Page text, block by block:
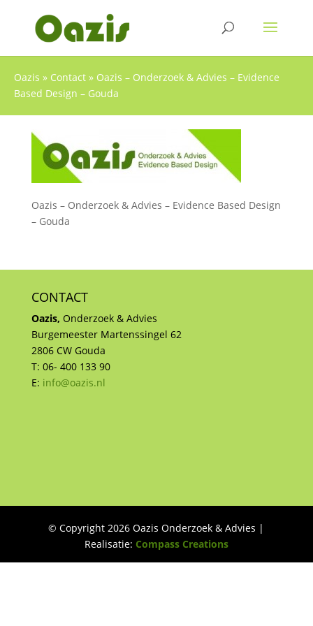
Oazis » Contact » Oazis – Onderzoek & Advies – Evidence
Based Design – Gouda
Oazis – Onderzoek & Advies – Evidence Based Design
– Gouda
CONTACT
Oazis, Onderzoek & Advies
Burgemeester Martenssingel 62
2806 CW Gouda
T: 06- 400 133 90
E: info@oazis.nl
© Copyright 2026 Oazis Onderzoek & Advies |
Realisatie: Compass Creations